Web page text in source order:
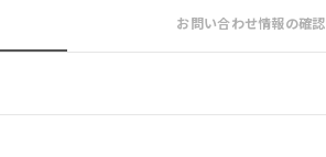
お問い合わせ情報の確認